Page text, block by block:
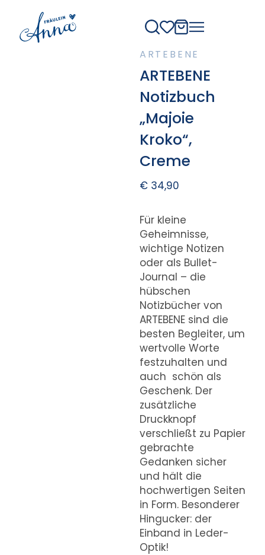
ARTEBENE
ARTEBENE
Notizbuch
„Majoie
Kroko“,
Creme
€34,90
Für kleine
Geheimnisse,
wichtige Notizen
oder als Bullet-
Journal – die
hübschen
Notizbücher von
ARTEBENE sind die
besten Begleiter, um
wertvolle Worte
festzuhalten und
auch schön als
Geschenk. Der
zusätzliche
Druckknopf
verschließt zu Papier
gebrachte
Gedanken sicher
und hält die
hochwertigen Seiten
in Form. Besonderer
Hingucker: der
Einband in Leder-
Optik!